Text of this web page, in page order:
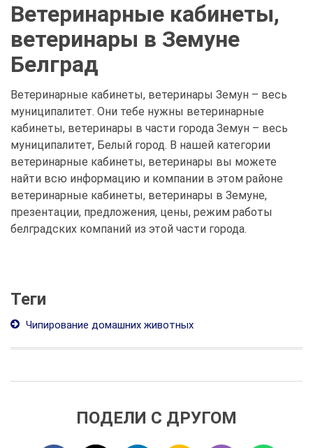
Ветеринарные кабинеты,
ветеринары в Земуне
Белград
Ветеринарные кабинеты, ветеринары Земун – весь
муниципалитет. Они тебе нужны ветеринарные
кабинеты, ветеринары в части города Земун – весь
муниципалитет, Белый город. В нашей категории
ветеринарные кабинеты, ветеринары вы можете
найти всю информацию и компании в этом районе
ветеринарные кабинеты, ветеринары в Земуне,
презентации, предложения, цены, режим работы
белградских компаний из этой части города.
Теги
Чипирование домашних животных
ПОДЕЛИ С ДРУГОМ